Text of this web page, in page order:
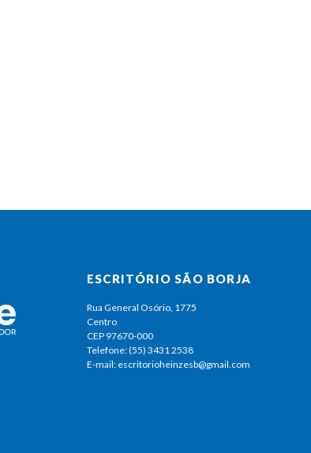
ESCRITÓRIO SÃO BORJA
Rua General Osório, 1775
Centro
CEP 97670-000
Telefone: (55) 3431 2538
E-mail: escritorioheinzesb@gmail.com